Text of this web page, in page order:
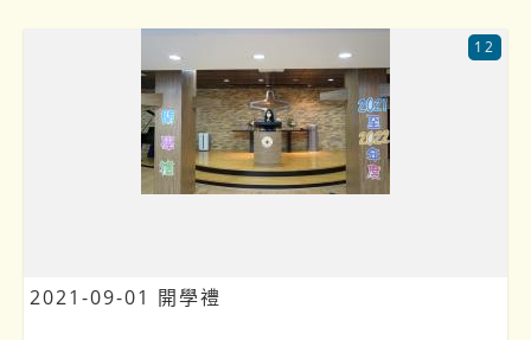
2021-09-01 開學禮
12